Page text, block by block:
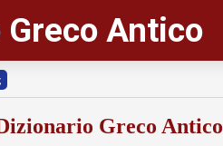
Antico
Greco